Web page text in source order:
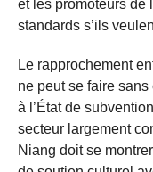
et les promoteurs de
standards s’ils
Le rapprochement
ne peut se faire
à l’État de
secteur largement
Niang doit se